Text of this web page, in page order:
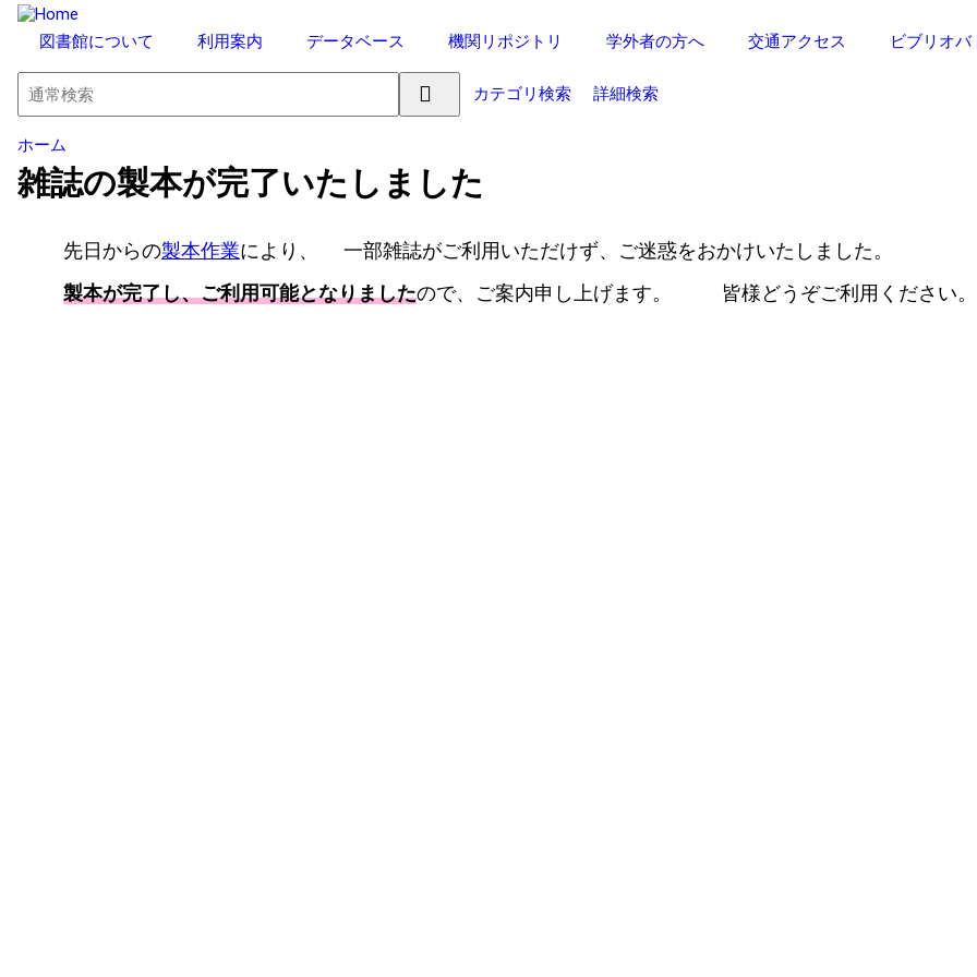
図書館について
利用案内 データベース 機関リポジトリ 学外者の方へ 交通アクセス ビブリオバ
カテゴリ検索 詳細検索
ホーム
雑誌の製本が完了いたしました
先日からの製本作業により、 一部雑誌がご利用いただけず、ご迷惑をおかけいたしました。
製本が完了し、ご利用可能となりましたので、ご案内申し上げます。 皆様どうぞご利用ください。